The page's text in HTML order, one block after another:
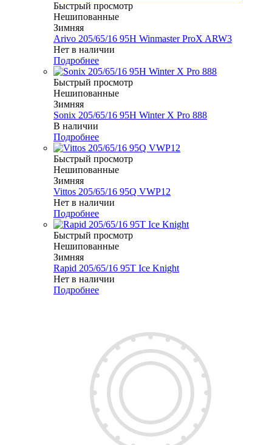
Быстрый просмотр
Нешипованные
Зимняя
Arivo 205/65/16 95H Winmaster ProX ARW3
Нет в наличии
Подробнее
Быстрый просмотр
Нешипованные
Зимняя
Sonix 205/65/16 95H Winter X Pro 888
В наличии
Подробнее
Быстрый просмотр
Нешипованные
Зимняя
Vittos 205/65/16 95Q VWP12
Нет в наличии
Подробнее
Быстрый просмотр
Нешипованные
Зимняя
Rapid 205/65/16 95T Ice Knight
Нет в наличии
Подробнее